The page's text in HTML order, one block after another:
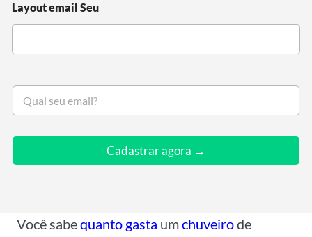
Layout email Seu
S
u
Cadastrar agora →
Você sabequanto gasta umchuveirode